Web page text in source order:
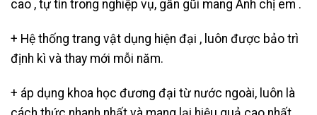
cao , tự tín trong nghiệp vụ, gần gũi mang Anh chị em .
+ Hệ thống trang vật dụng hiện đại , luôn được bảo trì
định kì và thay mới mỗi năm.
+ áp dụng khoa học đương đại từ nước ngoài, luôn là